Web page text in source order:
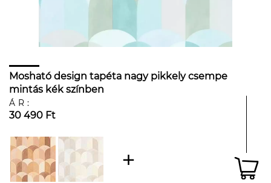
Mosható design tapéta nagy pikkely csempe
mintás kék színben
ÁR:
30 490 Ft